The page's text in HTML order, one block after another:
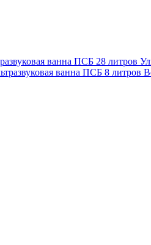
ванна ПСБ 28 литров
ванна ПСБ 8 литров